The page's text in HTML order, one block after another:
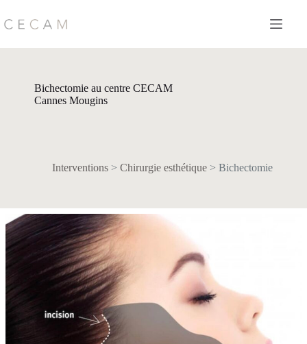
au
contenu
Bichectomie au centre CECAM
Cannes Mougins
Interventions > Chirurgie esthétique > Bichectomie